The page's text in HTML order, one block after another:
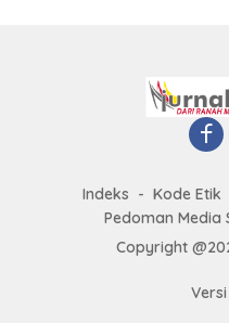
Indeks Kode Etik
Pedoman Media
Copyright